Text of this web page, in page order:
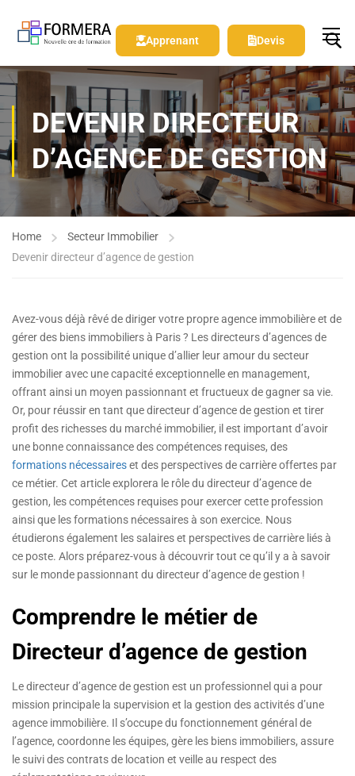
Apprenant Devis
DEVENIR DIRECTEUR
D’AGENCE DE GESTION
Home
Secteur Immobilier
Devenir directeur d’agence de gestion
Avez-vous déjà rêvé de diriger votre propre agence immobilière et de
gérer des biens immobiliers à Paris ? Les directeurs d’agences de
gestion ont la possibilité unique d’allier leur amour du secteur
immobilier avec une capacité exceptionnelle en management,
offrant ainsi un moyen passionnant et fructueux de gagner sa vie.
Or, pour réussir en tant que directeur d’agence de gestion et tirer
profit des richesses du marché immobilier, il est important d’avoir
une bonne connaissance des compétences requises, des
formations nécessaireset des perspectives de carrière offertes par
ce métier. Cet article explorera le rôle du directeur d’agence de
gestion, les compétences requises pour exercer cette profession
ainsi que les formations nécessaires à son exercice. Nous
étudierons également les salaires et perspectives de carrière liés à
ce poste. Alors préparez-vous à découvrir tout ce qu’il y a à savoir
sur le monde passionnant du directeur d’agence de gestion !
Comprendre le métier de
Directeur d’agence de gestion
Le directeur d’agence de gestion est un professionnel qui a pour
mission principale la supervision et la gestion des activités d’une
agence immobilière. Il s’occupe du fonctionnement général de
l’agence, coordonne les équipes, gère les biens immobiliers, assure
le suivi des contrats de location et veille au respect des